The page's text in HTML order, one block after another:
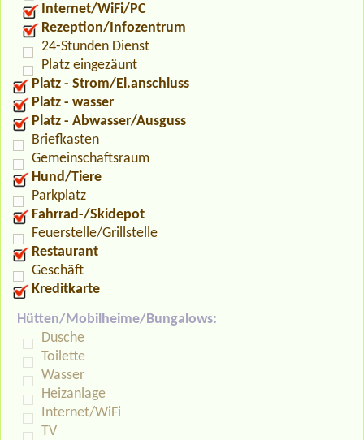
Internet/WiFi/PC
Rezeption/Infozentrum
24-Stunden Dienst
Platz eingezäunt
Platz - Strom/El.anschluss
Platz - wasser
Platz - Abwasser/Ausguss
Briefkasten
Gemeinschaftsraum
Hund/Tiere
Parkplatz
Fahrrad-/Skidepot
Feuerstelle/Grillstelle
Restaurant
Geschäft
Kreditkarte
Hütten/Mobilheime/Bungalows:
Dusche
Toilette
Wasser
Heizanlage
Internet/WiFi
TV